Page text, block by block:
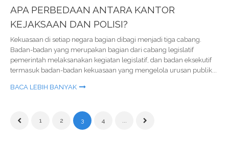
APA PERBEDAAN ANTARA KANTOR
KEJAKSAAN DAN POLISI?
Kekuasaan di setiap negara bagian dibagi menjadi tiga cabang.
Badan-badan yang merupakan bagian dari cabang legislatif
pemerintah melaksanakan kegiatan legislatif, dan badan eksekutif
termasuk badan-badan kekuasaan yang mengelola urusan publik...
BACA LEBIH BANYAK
1 2 3 4 ...